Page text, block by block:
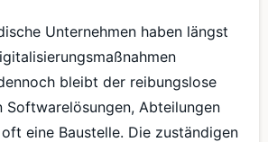
Unternehmen haben längst
bleibt der reibungslose
Softwarelösungen, Abteilungen
eine Baustelle. Die zuständigen